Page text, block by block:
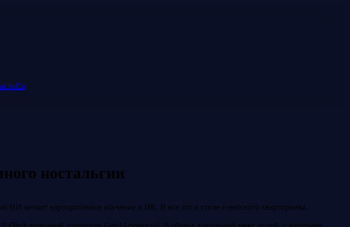
En
ностальгии
ИИ меняет корпоративное обучение и HR. И все это в стиле советского квартирника.
компаний, создатели GenAI-решений. В общем, идеальный микс людей, с которыми